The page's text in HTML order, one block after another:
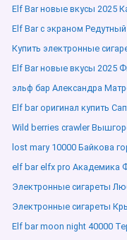
Elf Bar новые вкусы 2025
Elf Bar с экраном
Купить электронные
Elf Bar новые вкусы 2025
эльф бар Александра
Elf bar оригинал купить
Wild berries crawler
lost mary 10000 Байкова
elf bar elfx pro Академика
Электронные сигареты
Электронные сигареты
Elf bar moon night 40000